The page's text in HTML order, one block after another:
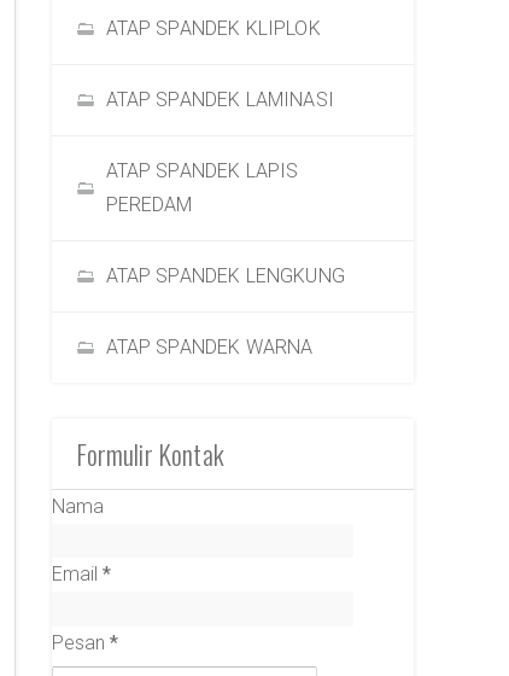
ATAP SPANDEK KLIPLOK
ATAP SPANDEK LAMINASI
ATAP SPANDEK LAPIS
PEREDAM
ATAP SPANDEK LENGKUNG
ATAP SPANDEK WARNA
Formulir Kontak
Nama
Email*
Pesan*